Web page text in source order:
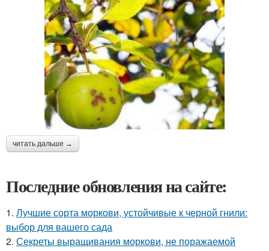
читать дальше →
Последние обновления на сайте:
1. Лучшие сорта моркови, устойчивые к черной гнили:
выбор для вашего сада
2. Секреты выращивания моркови, не поражаемой